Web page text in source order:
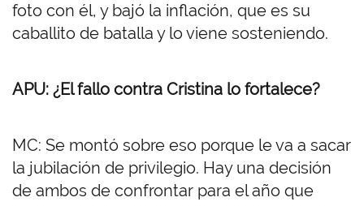
foto con él, y bajó la inflación, que es su
caballito de batalla y lo viene sosteniendo.
APU: ¿El fallo contra Cristina lo fortalece?
MC: Se montó sobre eso porque le va a sacar
la jubilación de privilegio. Hay una decisión
de ambos de confrontar para el año que